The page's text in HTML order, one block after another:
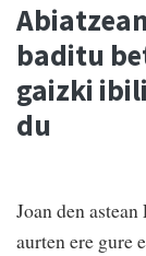
baditu
gaizki
du
Joan den
aurten ere gure